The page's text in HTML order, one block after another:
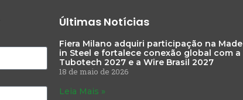
Últimas Notícias
Fiera Milano adquiri participação na Made
in Steel e fortalece conexão global com a
Tubotech 2027 e a Wire Brasil 2027
18 de maio de 2026
Leia Mais »